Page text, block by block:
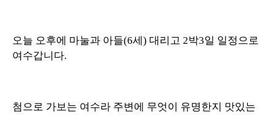
오늘 오후에 마눌과 아들(6세) 대리고 2박3일 일정으로
여수갑니다.
첨으로 가보는 여수라 주변에 무엇이 유명한지 맛있는